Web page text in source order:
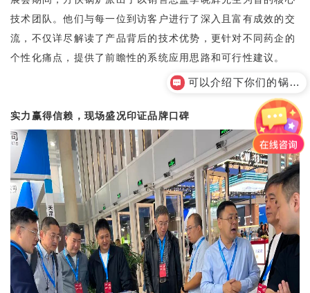
技术团队。他们与每一位到访客户进行了深入且富有成效的交
流，不仅详尽解读了产品背后的技术优势，更针对不同药企的
个性化痛点，提供了前瞻性的系统应用思路和可行性建议。
实力赢得信赖，现场盛况印证品牌口碑
可以介绍下你们的锅炉产品么